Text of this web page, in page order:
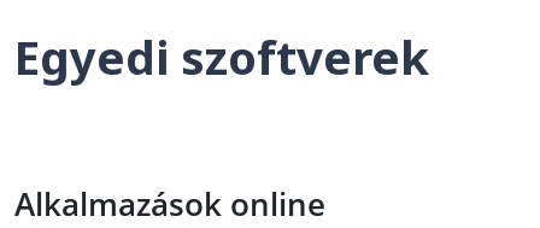
Egyedi szoftverek
Alkalmazások online